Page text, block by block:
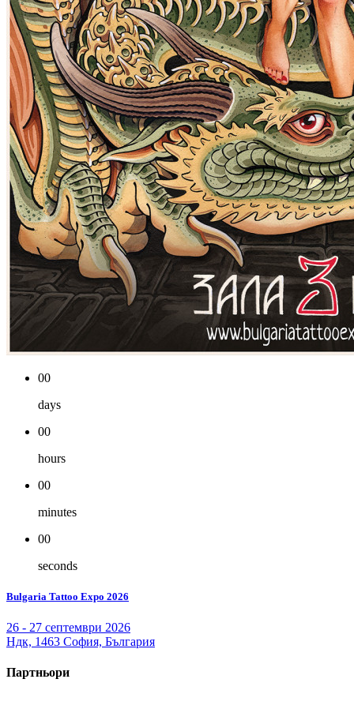
00
days
00
hours
00
minutes
00
seconds
Bulgaria Tattoo Expo 2026
26 - 27 септември 2026
Ндк, 1463 София, България
Партньори